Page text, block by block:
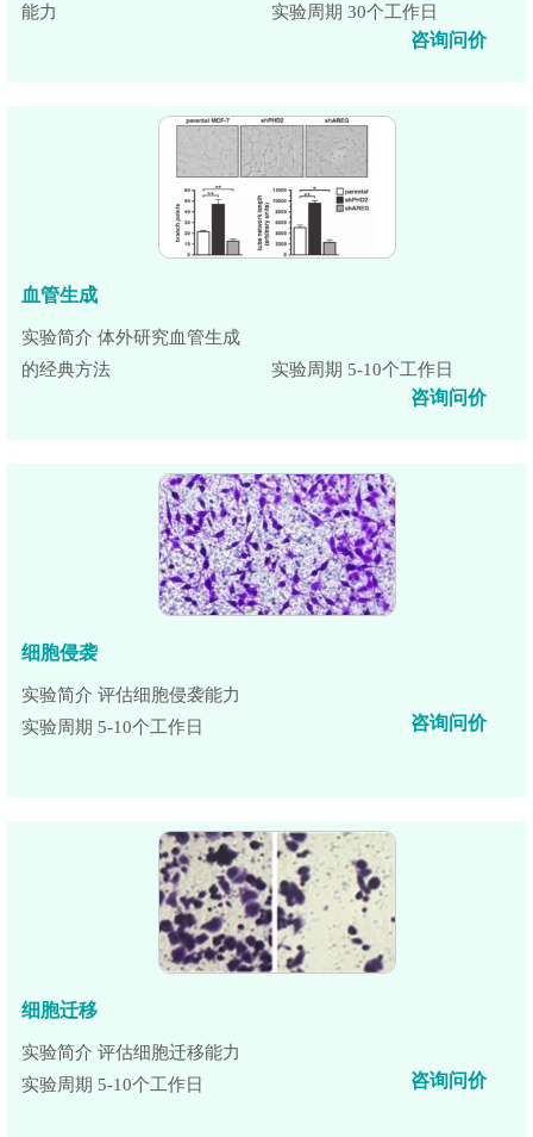
能力
实验周期 30个工作日
咨询问价
血管生成
实验简介 体外研究血管生成
的经典方法
实验周期 5-10个工作日
咨询问价
细胞侵袭
实验简介 评估细胞侵袭能力
实验周期 5-10个工作日
咨询问价
细胞迁移
实验简介 评估细胞迁移能力
实验周期 5-10个工作日
咨询问价